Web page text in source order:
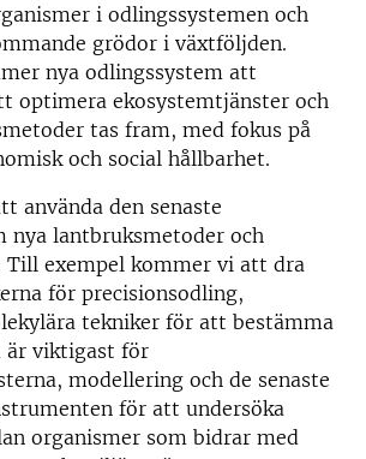
i odlingssystemen och
grödor i växtföljden.
nya odlingssystem att
optimera ekosystemtjänster och
tas fram, med fokus på
och social hållbarhet.
använda den senaste
nya lantbruksmetoder och
Till exempel kommer vi att dra
för precisionsodling,
tekniker för att bestämma
är viktigast för
modellering och de senaste
för att undersöka
organismer som bidrar med